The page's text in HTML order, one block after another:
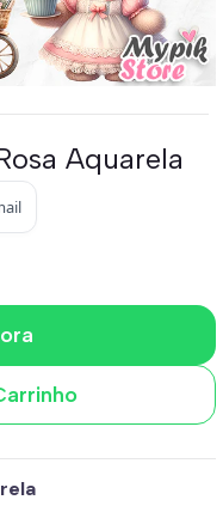
Aquarela